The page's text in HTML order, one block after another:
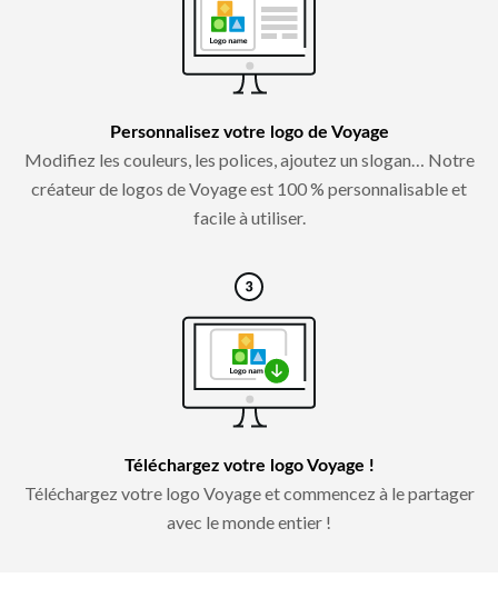
Personnalisez votre logo de Voyage
Modifiez les couleurs, les polices, ajoutez un slogan… Notre
créateur de logos de Voyage est 100 % personnalisable et
facile à utiliser.
Téléchargez votre logo Voyage !
Téléchargez votre logo Voyage et commencez à le partager
avec le monde entier !